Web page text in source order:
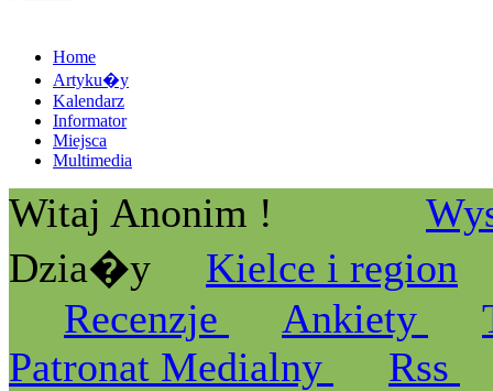
Home
Artyku�y
Kalendarz
Informator
Miejsca
Multimedia
Witaj Anonim !
Dzia�y
Kielce i region
Recenzje
Ankiety
Patronat Medialny
Rss